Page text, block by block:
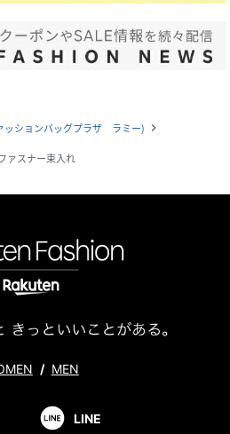
ッションバッグプラザ ラミー) navigate_next
ァスナー束入れ
/ MEN
LINE